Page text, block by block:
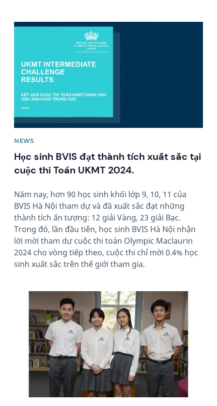
News image
NEWS
Học sinh BVIS đạt thành tích xuất sắc tại
cuộc thi Toán UKMT 2024.
Năm nay, hơn 90 học sinh khối lớp 9, 10, 11 của
BVIS Hà Nội tham dự và đã xuất sắc đạt những
thành tích ấn tượng: 12 giải Vàng, 23 giải Bạc.
Trong đó, lần đầu tiên, học sinh BVIS Hà Nội nhận
lời mời tham dự cuộc thi toán Olympic Maclaurin
2024 cho vòng tiếp theo, cuộc thi chỉ mời 0.4% học
sinh xuất sắc trên thế giới tham gia.